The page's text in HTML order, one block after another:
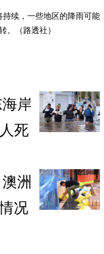
持续，一些地区的降雨可能
。（路透社）
岸
死
洲
况